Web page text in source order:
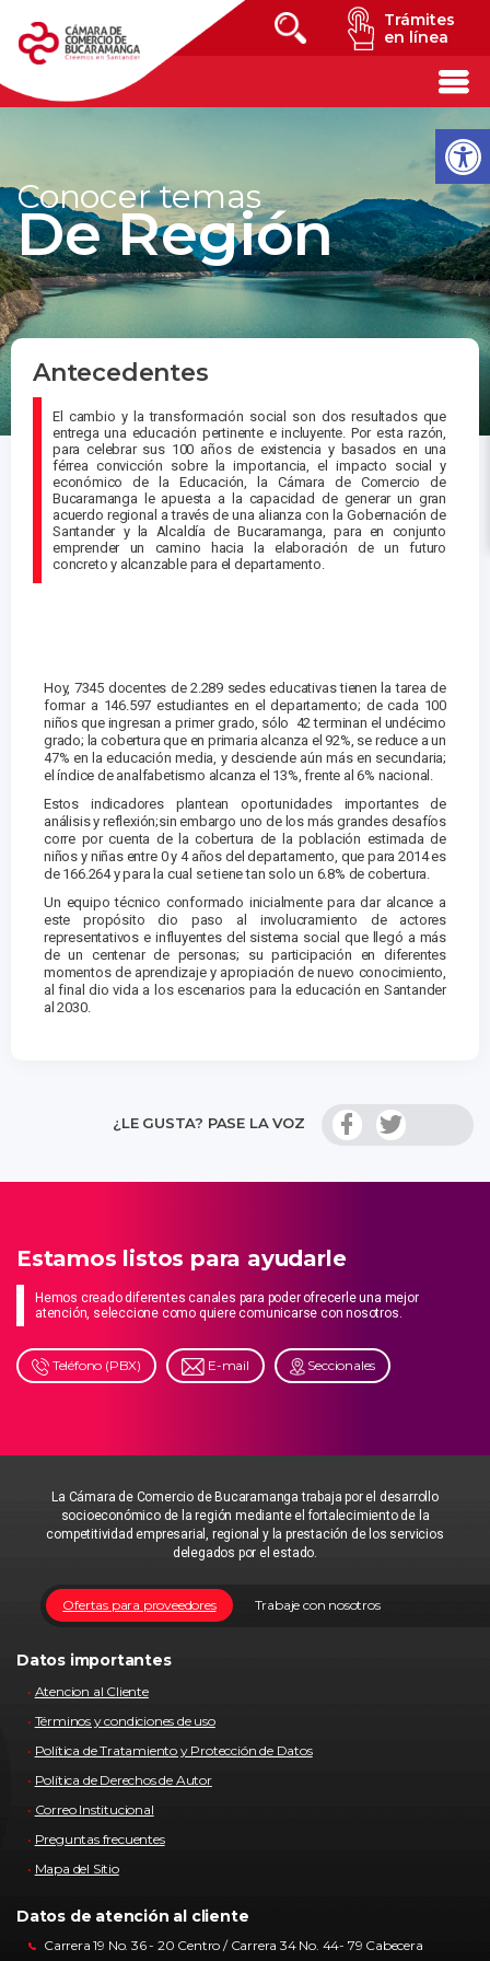
Trámites
en línea
Conocer temas
De Región
Antecedentes
El cambio y la transformación social son dos resultados que
entrega una educación pertinente e incluyente. Por esta razón,
para celebrar sus 100 años de existencia y basados en una
férrea convicción sobre la importancia, el impacto social y
económico de la Educación, la Cámara de Comercio de
Bucaramanga le apuesta a la capacidad de generar un gran
acuerdo regional a través de una alianza con la Gobernación de
Santander y la Alcaldía de Bucaramanga, para en conjunto
emprender un camino hacia la elaboración de un futuro
concreto y alcanzable para el departamento.
Hoy, 7345 docentes de 2.289 sedes educativas tienen la tarea de
formar a 146.597 estudiantes en el departamento; de cada 100
niños que ingresan a primer grado, sólo 42 terminan el undécimo
grado; la cobertura que en primaria alcanza el 92%, se reduce a un
47% en la educación media, y desciende aún más en secundaria;
el índice de analfabetismo alcanza el 13%, frente al 6% nacional.
Estos indicadores plantean oportunidades importantes de
análisis y reflexión;sin embargo uno de los más grandes desafíos
corre por cuenta de la cobertura de la población estimada de
niños y niñas entre 0 y 4 años del departamento, que para 2014 es
de 166.264 y para la cual se tiene tan solo un 6.8% de cobertura.
Un equipo técnico conformado inicialmente para dar alcance a
este propósito dio paso al involucramiento de actores
representativos e influyentes del sistema social que llegó a más
de un centenar de personas; su participación en diferentes
momentos de aprendizaje y apropiación de nuevo conocimiento,
al final dio vida a los escenarios para la educación en Santander
al 2030.
¿LE GUSTA? PASE LA VOZ
Estamos listos para ayudarle
Hemos creado diferentes canales para poder ofrecerle una mejor
atención, seleccione como quiere comunicarse con nosotros.
Teléfono (PBX) E-mail Seccionales
La Cámara de Comercio de Bucaramanga trabaja por el desarrollo
socioeconómico de la región mediante el fortalecimiento de la
competitividad empresarial, regional y la prestación de los servicios
delegados por el estado.
Trabaje con nosotros
Ofertas para proveedores
Datos importantes
Atencion al Cliente
Términos y condiciones de uso
Política de Tratamiento y Protección de Datos
Política de Derechos de Autor
Correo Institucional
Preguntas frecuentes
Mapa del Sitio
Datos de atención al cliente
Carrera 19 No. 36 - 20 Centro / Carrera 34 No. 44- 79 Cabecera